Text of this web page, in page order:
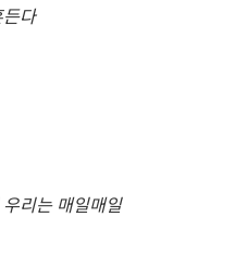
다
리는 매일매일